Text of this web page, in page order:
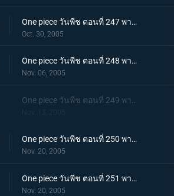
One piece วันพีช ตอนที่ 247 พากย์ไทย ชายผู้รับความรักจากเรือ! น้ำตาของอุซป!
Oct. 30, 2005
One piece วันพีช ตอนที่ 248 พากย์ไทย อดีตของแฟรงกี้! วันที่รถขบวนเดินทะเลออกวิ่ง
Nov. 06, 2005
One piece วันพีช ตอนที่ 250 พากย์ไทย วาระสุดท้ายของชายผู้เป็นตำนาน! วันที่รถขบวนเดินทะเลร่ำไห้
Nov. 20, 2005
One piece วันพีช ตอนที่ 251 พากย์ไทย ใจจริงของผู้ทรยศ! การตัดสินใจอันหน้าเศร้าของโรบิ้น
Nov. 20, 2005